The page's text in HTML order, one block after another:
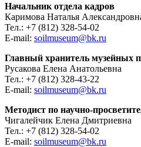
Начальник отдела кадров
Каримова Наталья
Тел.: +7 (812) 328-54-02
E-mail: soilmuseum@bk.ru
Главный хранитель музейных
Русакова Елена Анатольевна
Тел.: +7 (812) 328-43-22
E-mail: soilmuseum@bk.ru
Методист по научно-
Чигалейчик Елена Дмитриевна
Тел.: +7 (812) 328-54-02
E-mail: soilmuseum@bk.ru